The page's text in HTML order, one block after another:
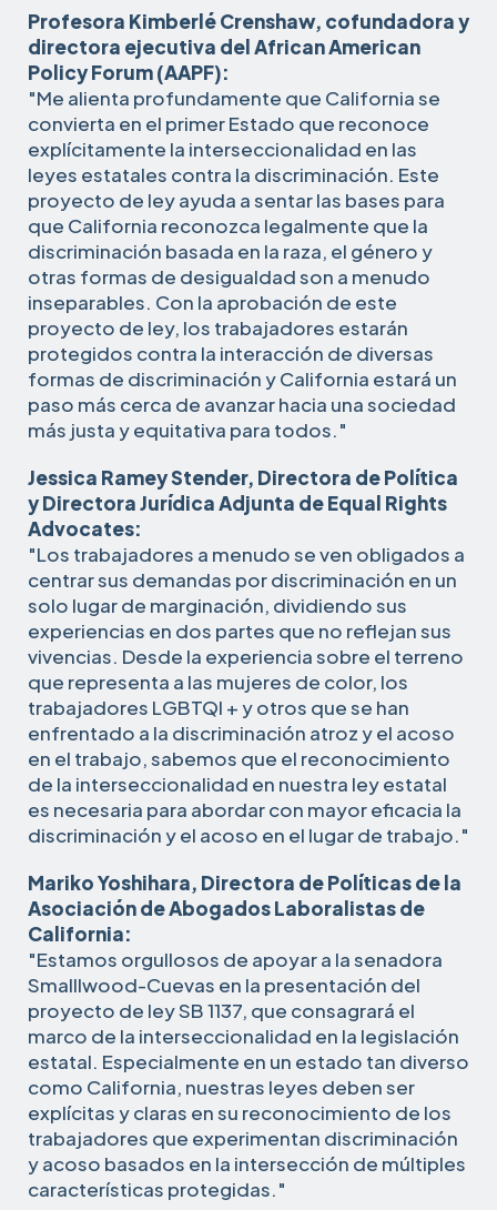
Profesora Kimberlé Crenshaw, cofundadora y
directora ejecutiva del African American
Policy Forum (AAPF):
"Me alienta profundamente que California se
convierta en el primer Estado que reconoce
explícitamente la interseccionalidad en las
leyes estatales contra la discriminación. Este
proyecto de ley ayuda a sentar las bases para
que California reconozca legalmente que la
discriminación basada en la raza, el género y
otras formas de desigualdad son a menudo
inseparables. Con la aprobación de este
proyecto de ley, los trabajadores estarán
protegidos contra la interacción de diversas
formas de discriminación y California estará un
paso más cerca de avanzar hacia una sociedad
más justa y equitativa para todos."
Jessica Ramey Stender, Directora de Política
y Directora Jurídica Adjunta de Equal Rights
Advocates:
"Los trabajadores a menudo se ven obligados a
centrar sus demandas por discriminación en un
solo lugar de marginación, dividiendo sus
experiencias en dos partes que no reflejan sus
vivencias. Desde la experiencia sobre el terreno
que representa a las mujeres de color, los
trabajadores LGBTQI + y otros que se han
enfrentado a la discriminación atroz y el acoso
en el trabajo, sabemos que el reconocimiento
de la interseccionalidad en nuestra ley estatal
es necesaria para abordar con mayor eficacia la
discriminación y el acoso en el lugar de trabajo."
Mariko Yoshihara, Directora de Políticas de la
Asociación de Abogados Laboralistas de
California:
"Estamos orgullosos de apoyar a la senadora
Smalllwood-Cuevas en la presentación del
proyecto de ley SB 1137, que consagrará el
marco de la interseccionalidad en la legislación
estatal. Especialmente en un estado tan diverso
como California, nuestras leyes deben ser
explícitas y claras en su reconocimiento de los
trabajadores que experimentan discriminación
y acoso basados en la intersección de múltiples
características protegidas."